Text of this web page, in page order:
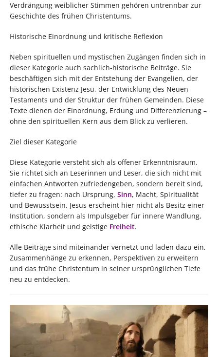
Verdrängung weiblicher Stimmen gehören untrennbar zur
Geschichte des frühen Christentums.
Historische Einordnung und kritische Reflexion
Neben spirituellen und mystischen Zugängen finden sich in
dieser Kategorie auch sachlich-historische Beiträge. Sie
beschäftigen sich mit der Entstehung der Evangelien, der
historischen Existenz Jesu, der Entwicklung des Neuen
Testaments und der Struktur der frühen Gemeinden. Diese
Texte dienen der Einordnung, Erdung und Differenzierung –
ohne den spirituellen Kern aus dem Blick zu verlieren.
Ziel dieser Kategorie
Diese Kategorie versteht sich als offener Erkenntnisraum.
Sie richtet sich an Leserinnen und Leser, die sich nicht mit
einfachen Antworten zufriedengeben, sondern bereit sind,
tiefer zu fragen: nach Ursprung, Sinn, Macht, Spiritualität
und Bewusstsein. Jesus erscheint hier nicht als Besitz einer
Institution, sondern als Impulsgeber für innere Wandlung,
ethische Klarheit und geistige Freiheit.
Alle Beiträge sind miteinander vernetzt und laden dazu ein,
Zusammenhänge zu erkennen, Perspektiven zu erweitern
und das frühe Christentum in seiner ursprünglichen Tiefe
neu zu entdecken.